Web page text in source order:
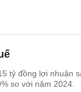
tỷ đồng lợi nhuận
so với năm 2024.